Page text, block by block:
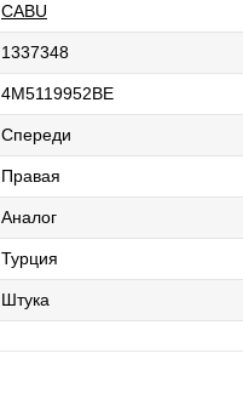
CABU
1337348
4M5119952BE
Спереди
Правая
Аналог
Турция
Штука